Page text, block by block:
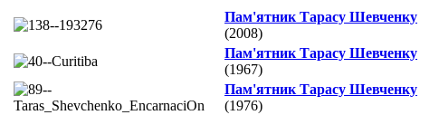
Пам'ятник Тарасу Шевченку
(2008)
Пам'ятник Тарасу Шевченку
(1967)
Пам'ятник Тарасу Шевченку
(1976)